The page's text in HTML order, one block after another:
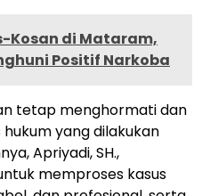
Kosan di Mataram,
Positif Narkoba
tetap menghormati dan
yang dilakukan
Apriyadi, SH.,
memproses kasus